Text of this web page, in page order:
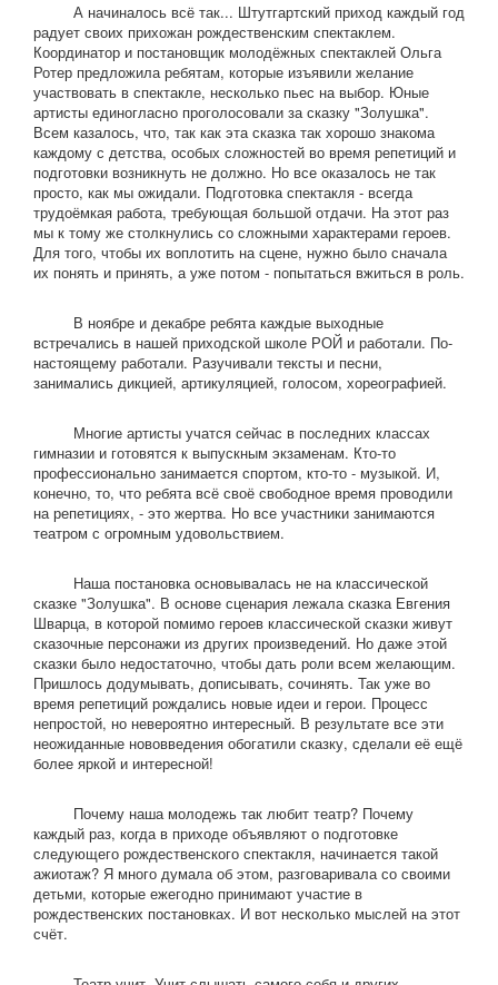
А начиналось всё так... Штутгартский приход каждый год
радует своих прихожан рождественским спектаклем.
Координатор и постановщик молодёжных спектаклей Ольга
Ротер предложила ребятам, которые изъявили желание
участвовать в спектакле, несколько пьес на выбор. Юные
артисты единогласно проголосовали за сказку "Золушка".
Всем казалось, что, так как эта сказка так хорошо знакома
каждому с детства, особых сложностей во время репетиций и
подготовки возникнуть не должно. Но все оказалось не так
просто, как мы ожидали. Подготовка спектакля - всегда
трудоёмкая работа, требующая большой отдачи. На этот раз
мы к тому же столкнулись со сложными характерами героев.
Для того, чтобы их воплотить на сцене, нужно было сначала
их понять и принять, а уже потом - попытаться вжиться в роль.
В ноябре и декабре ребята каждые выходные
встречались в нашей приходской школе РОЙ и работали. По-
настоящему работали. Разучивали тексты и песни,
занимались дикцией, артикуляцией, голосом, хореографией.
Многие артисты учатся сейчас в последних классах
гимназии и готовятся к выпускным экзаменам. Кто-то
профессионально занимается спортом, кто-то - музыкой. И,
конечно, то, что ребята всё своё свободное время проводили
на репетициях, - это жертва. Но все участники занимаются
театром с огромным удовольствием.
Наша постановка основывалась не на классической
сказке "Золушка". В основе сценария лежала сказка Евгения
Шварца, в которой помимо героев классической сказки живут
сказочные персонажи из других произведений. Но даже этой
сказки было недостаточно, чтобы дать роли всем желающим.
Пришлось додумывать, дописывать, сочинять. Так уже во
время репетиций рождались новые идеи и герои. Процесс
непростой, но невероятно интересный. В результате все эти
неожиданные нововведения обогатили сказку, сделали её ещё
более яркой и интересной!
Почему наша молодежь так любит театр? Почему
каждый раз, когда в приходе объявляют о подготовке
следующего рождественского спектакля, начинается такой
ажиотаж? Я много думала об этом, разговаривала со своими
детьми, которые ежегодно принимают участие в
рождественских постановках. И вот несколько мыслей на этот
счёт.